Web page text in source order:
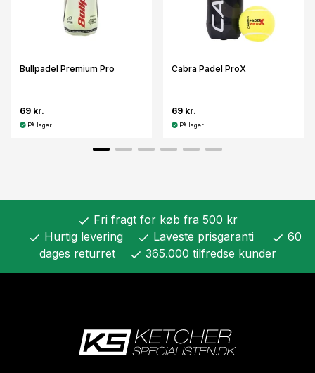
Bullpadel Premium Pro
69 kr.
På lager
Cabra Padel ProX
69 kr.
På lager
check Fri fragt for køb fra 500 kr
check Hurtig levering check Laveste prisgaranti check 60
dages returret
check 365.000 tilfredse kunder